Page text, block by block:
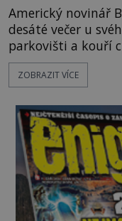
Americký novinář
desáté večer u
parkovišti a kouří
chystá se
mladí chlapci,
pouhých několik
zeptá se
ZOBRAZIT VÍCE